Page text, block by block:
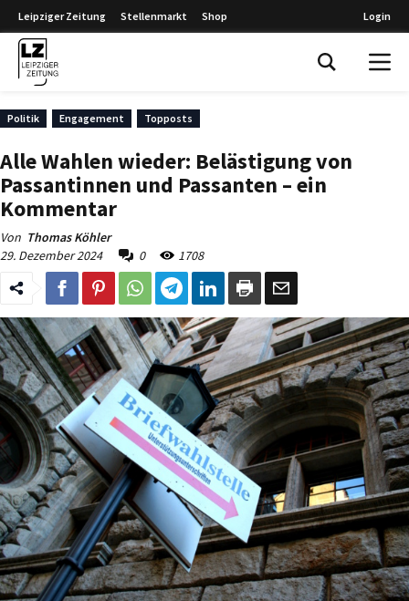
Leipziger Zeitung Stellenmarkt Shop Login
Politik Engagement Topposts
Alle Wahlen wieder: Belästigung von
Passantinnen und Passanten – ein
Kommentar
Von Thomas Köhler
29. Dezember 2024
0 1708